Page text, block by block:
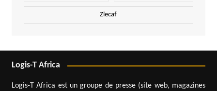
Zlecaf
Logis-T Africa
Logis-T Africa est un groupe de presse (site web, magazines